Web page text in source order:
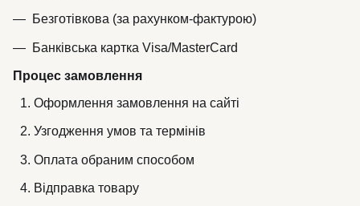
Безготівкова (за рахунком-фактурою)
Банківська картка Visa/MasterCard
Процес замовлення
Оформлення замовлення на сайті
Узгодження умов та термінів
Оплата обраним способом
Відправка товару